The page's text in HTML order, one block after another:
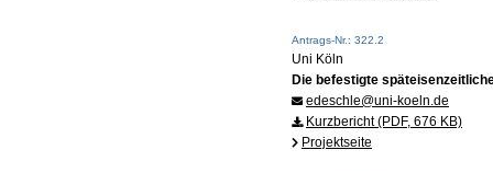
Antrags-Nr.: 322.2
Uni Köln
Die befestigte
edeschle@uni-koeln.de
Kurzbericht (PDF, 676 KB)
Projektseite